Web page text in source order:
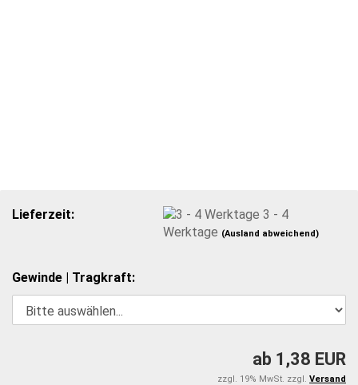
Lieferzeit:
3 - 4
Werktage (Ausland abweichend)
Gewinde | Tragkraft:
ab 1,38 EUR
zzgl. 19% MwSt. zzgl. Versand